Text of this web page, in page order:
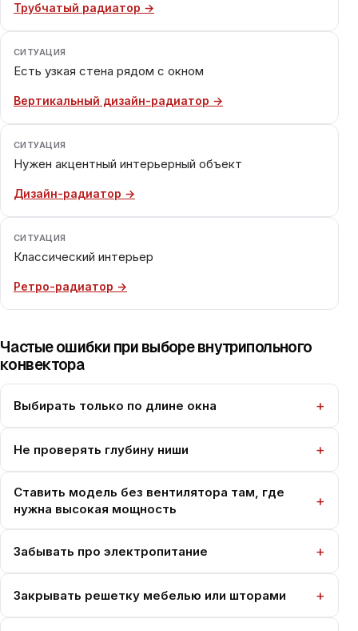
Трубчатый радиатор →
СИТУАЦИЯ
Есть узкая стена рядом с окном
Вертикальный дизайн-радиатор →
СИТУАЦИЯ
Нужен акцентный интерьерный объект
Дизайн-радиатор →
СИТУАЦИЯ
Классический интерьер
Ретро-радиатор →
Частые ошибки при выборе внутрипольного
конвектора
Выбирать только по длине окна
Не проверять глубину ниши
Ставить модель без вентилятора там, где
нужна высокая мощность
Забывать про электропитание
Закрывать решетку мебелью или шторами